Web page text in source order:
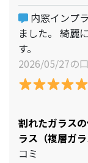
内窓インプ
ました。 綺麗
す。
2026/05/27の
割れたガラス
ラス（複層ガ
コミ